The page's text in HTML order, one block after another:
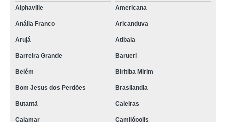
iogurteira industrial 1000 litros valores Jardim Guairaca
iogurteira industrial 300 litros VL ELZA
fornecedor de iogurteira industrial valores Santa Rita do Sapucaí
comprar fornecedor de iogurteira industrial 50 litros Itajubá
Alphaville
Americana
Anália Franco Aricanduva
Arujá Atibaia
Barreira Grande Barueri
Belém Biritiba Mirim
Bom Jesus dos Perdões Brasilandia
Butantã Caieiras
Cajamar Camilópolis